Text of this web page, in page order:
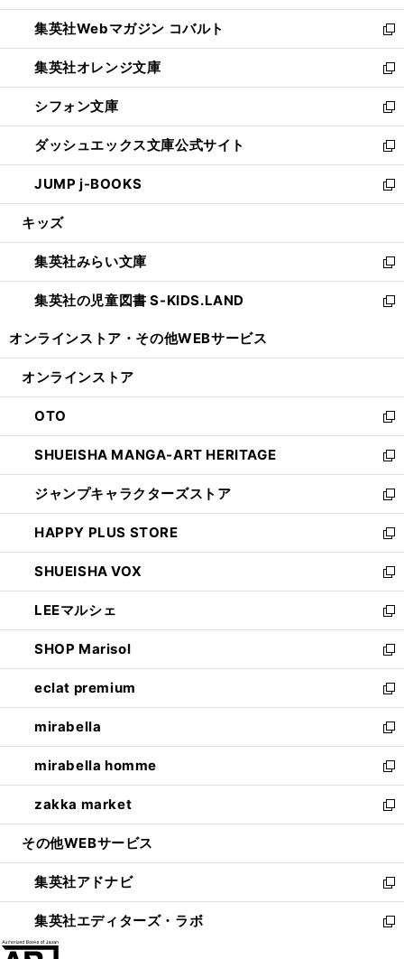
開
く
ウ
で
開
く
ン
ド
ウ
で
開
く
ウ
ィ
ン
ド
ウ
で
開
く
集英社Webマガジン コバルト
新
し
い
ウ
ィ
ン
ド
ウ
で
開
集英社オレンジ文庫
新
し
い
ウ
ィ
ン
ド
ウ
開
く
シフォン文庫
新
し
い
ウ
ィ
ン
ウ
で
開
く
ダッシュエックス文庫公式サイト
新
し
い
ウ
ン
ド
ウ
で
JUMP j-BOOKS
新
し
ウ
ィ
ン
ド
開
キッズ
集英社みらい文庫
新
し
い
ン
ウ
で
開
く
集英社の児童図書 S-KIDS.LAND
新
ウ
ン
ド
ウ
で
開
く
オンラインストア・ その他WEBサービス
オンラインストア
OTO
新
し
い
ウ
ィ
ン
ド
ウ
で
開
く
SHUEISHA MANGA-ART HERITAGE
新
し
い
ウ
ィ
ン
ド
ウ
で
開
く
ジャンプキャラクターズストア
新
し
い
ウ
ィ
ン
ド
ウ
で
開
く
HAPPY PLUS STORE
新
し
い
ウ
ィ
ン
ド
ウ
で
開
く
SHUEISHA VOX
新
し
い
ウ
ィ
ン
ド
ウ
で
開
く
LEEマルシェ
新
し
い
ウ
ィ
ン
ド
ウ
で
開
く
SHOP Marisol
新
し
い
ウ
ィ
ン
ド
ウ
で
開
eclat premium
新
し
い
ウ
ィ
ン
ド
ウ
開
く
mirabella
新
し
い
ウ
ィ
ン
ウ
で
開
く
mirabella homme
新
し
い
ウ
ン
ド
ウ
で
zakka market
新
し
ウ
ィ
ン
ド
その他WEBサービス
集英社アドナビ
新
し
い
集英社エディターズ・ラボ
新